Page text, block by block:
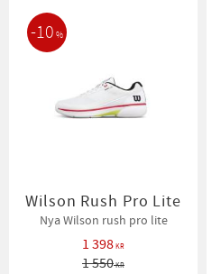
Wilson Rush Pro Lite
Nya Wilson rush pro lite
1 398KR
1 550KR
10 %